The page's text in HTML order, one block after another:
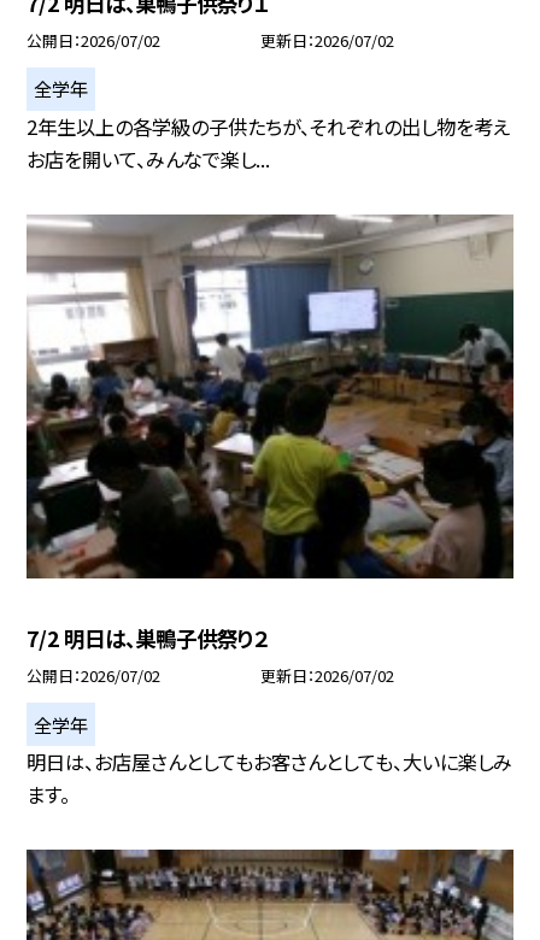
公開日 2026/07/02 更新日 2026/07/02
全学年
2年生以上の各学級の子供たちが、それぞれの出し物を考え
お店を開いて、みんなで楽し...
7/2 明日は、巣鴨子供祭り２
公開日 2026/07/02 更新日 2026/07/02
全学年
明日は、お店屋さんとしてもお客さんとしても、大いに楽しみ
ます。